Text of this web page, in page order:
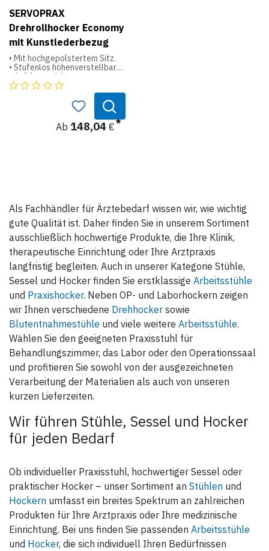
SERVOPRAX
Drehrollhocker Economy
mit Kunstlederbezug
• Mit hochgepolstertem Sitz.
• Stufenlos höhenverstellbar
• Auf formschönem
Kunststoffkreuz
• Mit Gasdruckfederblende und
intervallgebremsten Rollen
• Standardausführung: mit
harten Rollen für weiche
Ab 148,04 €
Als Fachhändler für Ärztebedarf wissen wir, wie wichtig
gute Qualität ist. Daher finden Sie in unserem Sortiment
ausschließlich hochwertige Produkte, die Ihre Klinik,
therapeutische Einrichtung oder Ihre Arztpraxis
langfristig begleiten. Auch in unserer Kategorie Stühle,
Sessel und Hocker finden Sie erstklassige Arbeitsstühle
und Praxishocker. Neben OP- und Laborhockern zeigen
wir Ihnen verschiedene Drehhocker sowie
Blutentnahmestühle und viele weitere Arbeitsstühle.
Wählen Sie den geeigneten Praxisstuhl für
Behandlungszimmer, das Labor oder den Operationssaal
und profitieren Sie sowohl von der ausgezeichneten
Verarbeitung der Materialien als auch von unseren
kurzen Lieferzeiten.
Wir führen Stühle, Sessel und Hocker
für jeden Bedarf
Ob individueller Praxisstuhl, hochwertiger Sessel oder
praktischer Hocker – unser Sortiment an Stühlen und
Hockern umfasst ein breites Spektrum an zahlreichen
Produkten für Ihre Arztpraxis oder Ihre medizinische
Einrichtung. Bei uns finden Sie passenden Arbeitsstühle
und Hocker, die sich individuell Ihren Bedürfnissen